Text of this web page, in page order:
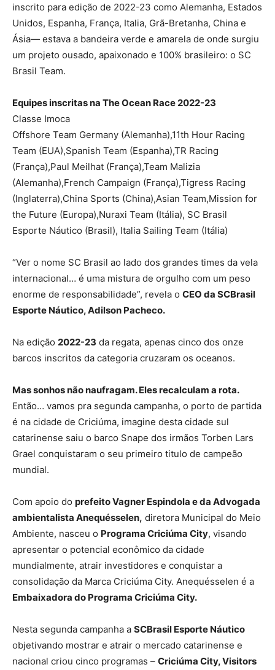
inscrito para edição de 2022-23 como Alemanha, Estados
Unidos, Espanha, França, Italia, Grã-Bretanha, China e
Ásia— estava a bandeira verde e amarela de onde surgiu
um projeto ousado, apaixonado e 100% brasileiro: o SC
Brasil Team.
Equipes inscritas na The Ocean Race 2022-23
Classe Imoca
Offshore Team Germany (Alemanha),11th Hour Racing
Team (EUA),Spanish Team (Espanha),TR Racing
(França),Paul Meilhat (França),Team Malizia
(Alemanha),French Campaign (França),Tigress Racing
(Inglaterra),China Sports (China),Asian Team,Mission for
the Future (Europa),Nuraxi Team (Itália), SC Brasil
Esporte Náutico (Brasil), Italia Sailing Team (Itália)
“Ver o nome SC Brasil ao lado dos grandes times da vela
internacional… é uma mistura de orgulho com um peso
enorme de responsabilidade”, revela o CEO da SCBrasil
Esporte Náutico, Adilson Pacheco.
Na edição 2022-23 da regata, apenas cinco dos onze
barcos inscritos da categoria cruzaram os oceanos.
Mas sonhos não naufragam. Eles recalculam a rota.
Então… vamos pra segunda campanha, o porto de partida
é na cidade de Criciúma, imagine desta cidade sul
catarinense saiu o barco Snape dos irmãos Torben Lars
Grael conquistaram o seu primeiro titulo de campeão
mundial.
Com apoio do prefeito Vagner Espindola e da Advogada
ambientalista Anequésselen, diretora Municipal do Meio
Ambiente, nasceu o Programa Criciúma City, visando
apresentar o potencial econômico da cidade
mundialmente, atrair investidores e conquistar a
consolidação da Marca Criciúma City. Anequésselen é a
Embaixadora do Programa Criciúma City.
Nesta segunda campanha a SCBrasil Esporte Náutico
objetivando mostrar e atrair o mercado catarinense e
nacional criou cinco programas – Criciúma City, Visitors